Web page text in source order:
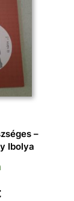
–
Ibolya